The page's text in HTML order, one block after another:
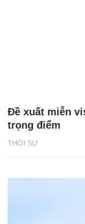
THỜI SỰ
Đề xuất miễn
trọng điểm